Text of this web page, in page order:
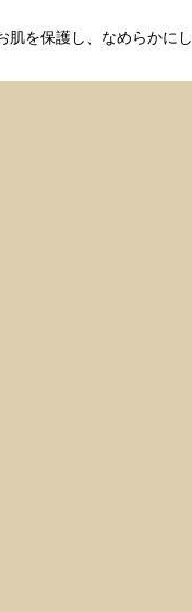
肌を保護し、なめらかにし